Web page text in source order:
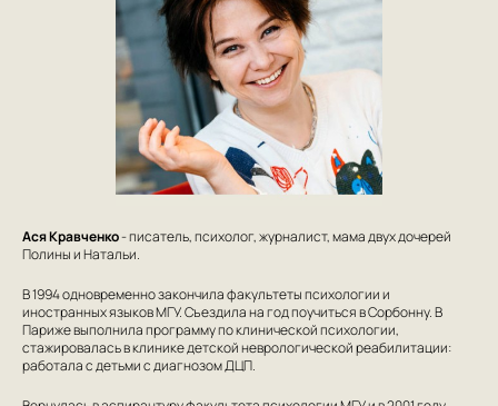
Ася Кравченко- писатель, психолог, журналист, мама двух дочерей
Полины и Натальи.
В 1994 одновременно закончила факультеты психологии и
иностранных языков МГУ. Съездила на год поучиться в Сорбонну. В
Париже выполнила программу по клинической психологии,
стажировалась в клинике детской неврологической реабилитации:
работала с детьми с диагнозом ДЦП.